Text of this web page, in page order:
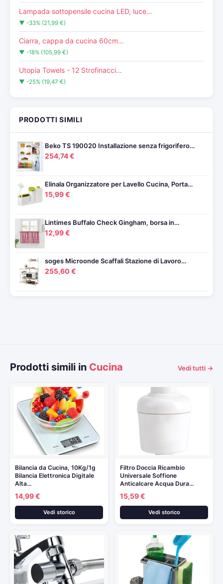
Lampada sottopensile cucina LED, luce…
▼ -33% (21,99 €)
Ciarra, cappa da cucina 60cm…
▼ -18% (105,99 €)
Utopia Towels - 12 Strofinacci…
▼ -25% (19,47 €)
PRODOTTI SIMILI
Beko TS 190020 Installazione senza frigorifero…
254,74 €
Elinala Organizzatore per Lavello Cucina, Porta…
15,99 €
Lintimes Buffalo Check Gingham, borsa in…
12,99 €
soges Microonde Scaffali Stazione di Lavoro…
255,60 €
Prodotti simili in Cucina Vedi tutti →
Bilancia da Cucina, 10Kg/1g
Bilancia Elettronica Digitale
Alta…
14,99 €
Vedi storico
Filtro Doccia Ricambio
Universale Soffione
Anticalcare Acqua Dura…
15,59 €
Vedi storico